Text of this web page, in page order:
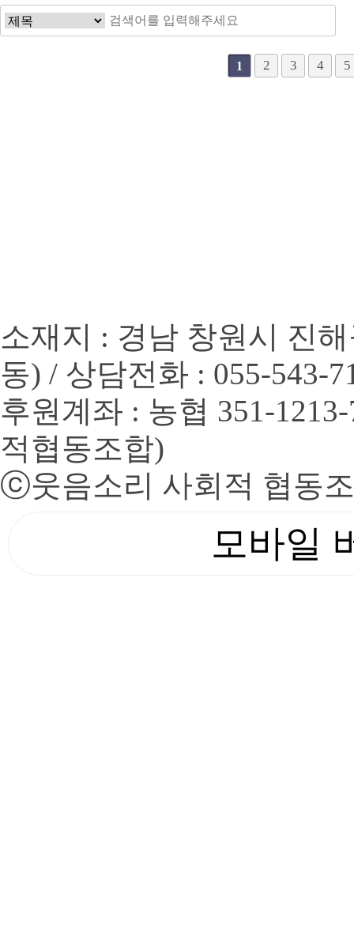
1 2 3 4 5
소재지 : 경남 창원시 진
동) / 상담전화 : 055-543-
후원계좌 : 농협 351-
적협동조합)
ⓒ웃음소리 사회적 협동
모바일